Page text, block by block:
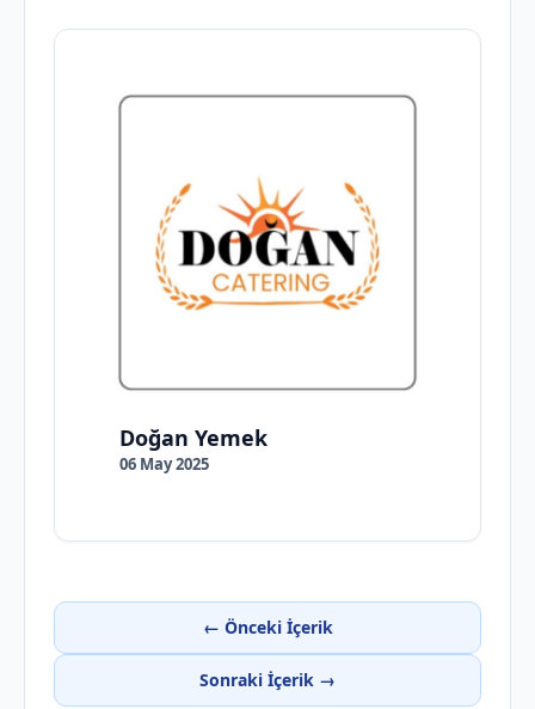
Doğan Yemek
06 May 2025
← Önceki İçerik
Sonraki İçerik →